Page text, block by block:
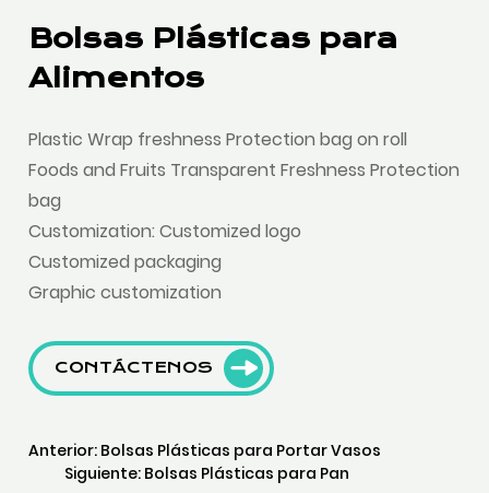
Bolsas Plásticas para
Alimentos
Plastic Wrap freshness Protection bag on roll
Foods and Fruits Transparent Freshness Protection
bag
Customization: Customized logo
Customized packaging
Graphic customization
CONTÁCTENOS
Anterior: Bolsas Plásticas para Portar Vasos
Siguiente: Bolsas Plásticas para Pan